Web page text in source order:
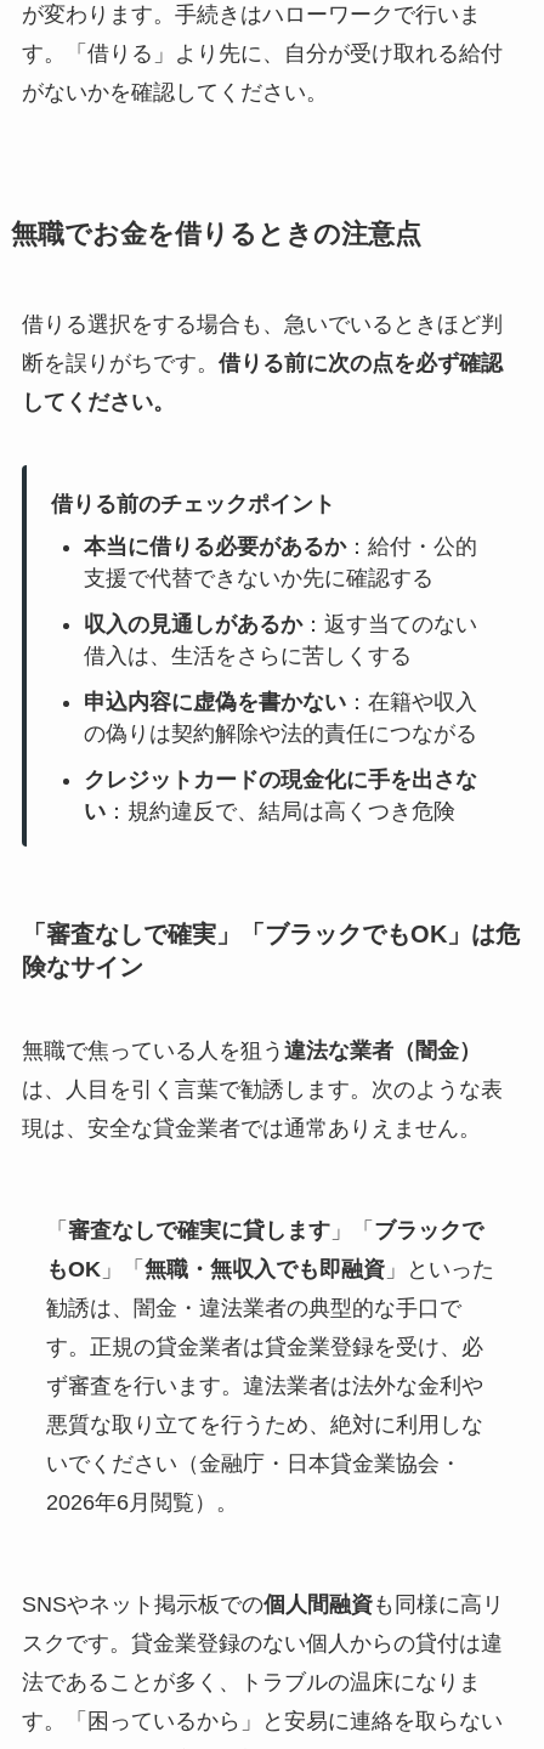
が変わります。手続きはハローワークで行いま
す。「借りる」より先に、自分が受け取れる給付
がないかを確認してください。
無職でお金を借りるときの注意点
借りる選択をする場合も、急いでいるときほど判
断を誤りがちです。 借りる前に次の点を必ず確認
してください。
借りる前のチェックポイント
本当に借りる必要があるか：給付・公的
支援で代替できないか先に確認する
収入の見通しがあるか：返す当てのない
借入は、生活をさらに苦しくする
申込内容に虚偽を書かない：在籍や収入
の偽りは契約解除や法的責任につながる
クレジットカードの現金化に手を出さな
い：規約違反で、結局は高くつき危険
「審査なしで確実」「ブラックでもOK」は危
険なサイン
無職で焦っている人を狙う 違法な業者（闇金）
は、人目を引く言葉で勧誘します。次のような表
現は、安全な貸金業者では通常ありえません。
「 審査なしで確実に貸します」「 ブラックで
もOK」「 無職・無収入でも即融資」といった
勧誘は、闇金・違法業者の典型的な手口で
す。正規の貸金業者は貸金業登録を受け、必
ず審査を行います。違法業者は法外な金利や
悪質な取り立てを行うため、絶対に利用しな
いでください（金融庁・日本貸金業協会・
2026年6月閲覧）。
SNSやネット掲示板での個人間融資も同様に高リ
スクです。貸金業登録のない個人からの貸付は違
法であることが多く、トラブルの温床になりま
す。「困っているから」と安易に連絡を取らない